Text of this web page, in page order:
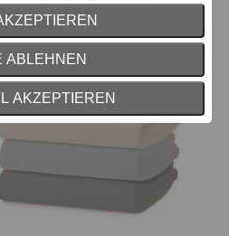
ABLEHNEN
AKZEPTIEREN